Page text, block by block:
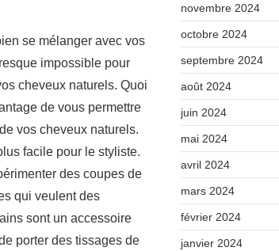
se mélanger avec vos
impossible pour
cheveux naturels. Quoi
de vous permettre
vos cheveux naturels.
facile pour le styliste.
des coupes de
qui veulent des
sont un accessoire
porter des tissages de
novembre 2024
octobre 2024
septembre 2024
août 2024
juin 2024
mai 2024
avril 2024
mars 2024
février 2024
janvier 2024